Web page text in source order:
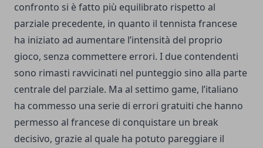
confronto si è fatto più equilibrato rispetto al
parziale precedente, in quanto il tennista francese
ha iniziato ad aumentare l’intensità del proprio
gioco, senza commettere errori. I due contendenti
sono rimasti ravvicinati nel punteggio sino alla parte
centrale del parziale. Ma al settimo game, l’italiano
ha commesso una serie di errori gratuiti che hanno
permesso al francese di conquistare un break
decisivo, grazie al quale ha potuto pareggiare il